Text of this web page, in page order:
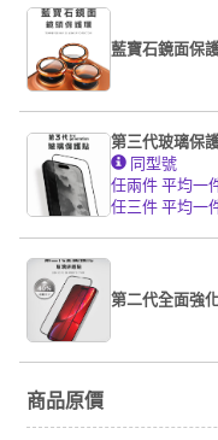
藍寶石鏡面保
第三代玻璃保
同型號
任兩件 平均一
任三件 平均一
第二代全面強
商品原價